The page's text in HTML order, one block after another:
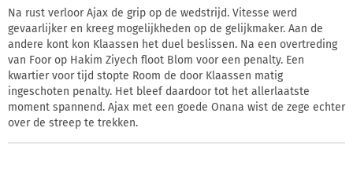
Na rust verloor Ajax de grip op de wedstrijd. Vitesse werd
gevaarlijker en kreeg mogelijkheden op de gelijkmaker. Aan de
andere kont kon Klaassen het duel beslissen. Na een overtreding
van Foor op Hakim Ziyech floot Blom voor een penalty. Een
kwartier voor tijd stopte Room de door Klaassen matig
ingeschoten penalty. Het bleef daardoor tot het allerlaatste
moment spannend. Ajax met een goede Onana wist de zege echter
over de streep te trekken.